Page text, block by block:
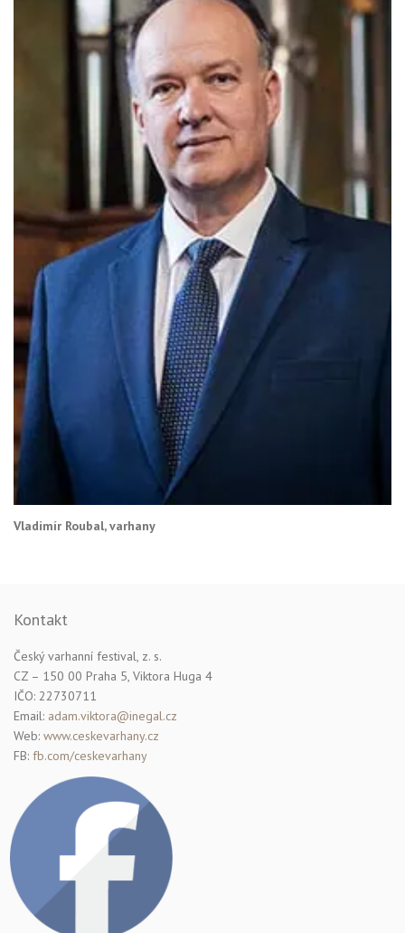
Vladimír Roubal, varhany
Kontakt
Český varhanní festival, z. s.
CZ – 150 00 Praha 5, Viktora Huga 4
IČO: 22730711
Email: adam.viktora@inegal.cz
Web: www.ceskevarhany.cz
FB: fb.com/ceskevarhany